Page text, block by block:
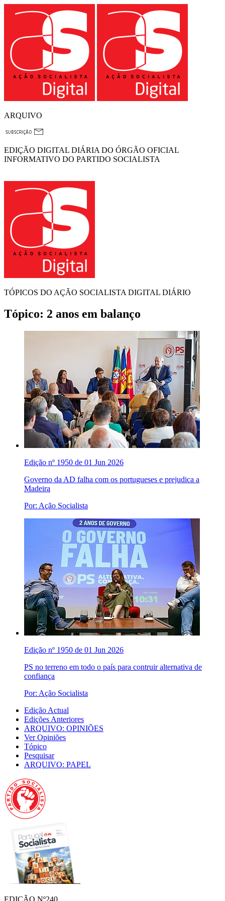
ARQUIVO
EDIÇÃO DIGITAL DIÁRIA DO ÓRGÃO OFICIAL
INFORMATIVO DO PARTIDO SOCIALISTA
TÓPICOS DO AÇÃO SOCIALISTA DIGITAL DIÁRIO
Tópico: 2 anos em balanço
Edição nº 1950 de 01 Jun 2026
Governo da AD falha com os portugueses e prejudica a
Madeira
Por: Ação Socialista
Edição nº 1950 de 01 Jun 2026
PS no terreno em todo o país para contruir alternativa de
confiança
Por: Ação Socialista
Edição Actual
Edições Anteriores
ARQUIVO: OPINIÕES
Ver Opiniões
Tópico
Pesquisar
ARQUIVO: PAPEL
EDIÇÃO Nº240